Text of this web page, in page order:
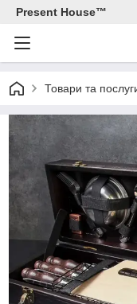
Present House™
Товари та